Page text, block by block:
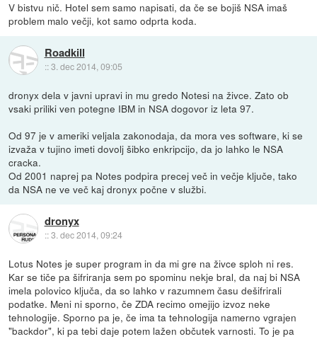
V bistvu nič. Hotel sem samo napisati, da če se bojiš NSA imaš
problem malo večji, kot samo odprta koda.
Roadkill
::3. dec 2014, 09:05
dronyx dela v javni upravi in mu gredo Notesi na živce. Zato ob
vsaki priliki ven potegne IBM in NSA dogovor iz leta 97.
Od 97 je v ameriki veljala zakonodaja, da mora ves software, ki se
izvaža v tujino imeti dovolj šibko enkripcijo, da jo lahko le NSA
cracka.
Od 2001 naprej pa Notes podpira precej več in večje ključe, tako
da NSA ne ve več kaj dronyx počne v službi.
dronyx
::3. dec 2014, 09:24
Lotus Notes je super program in da mi gre na živce sploh ni res.
Kar se tiče pa šifriranja sem po spominu nekje bral, da naj bi NSA
imela polovico ključa, da so lahko v razumnem času dešifrirali
podatke. Meni ni sporno, če ZDA recimo omejijo izvoz neke
tehnologije. Sporno pa je, če ima ta tehnologija namerno vgrajen
"backdor", ki pa tebi daje potem lažen občutek varnosti. To je pa